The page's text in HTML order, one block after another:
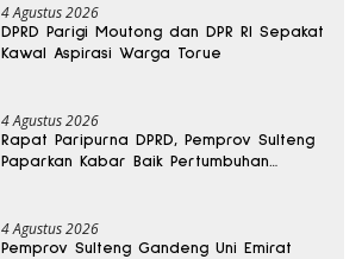
4 Agustus 2026
DPRD Parigi Moutong dan DPR RI Sepakat
Kawal Aspirasi Warga Torue
4 Agustus 2026
Rapat Paripurna DPRD, Pemprov Sulteng
Paparkan Kabar Baik Pertumbuhan
4 Agustus 2026
Pemprov Sulteng Gandeng Uni Emirat